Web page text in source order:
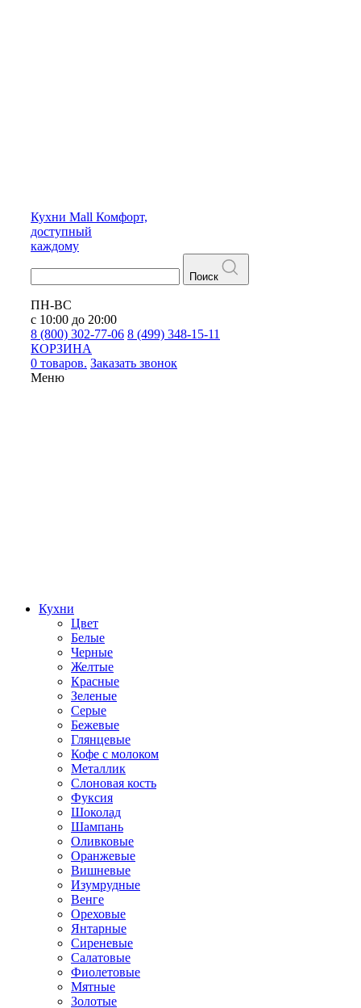
Кухни Mall Комфорт,
доступный
каждому
Поиск
ПН-ВС
с 10:00 до 20:00
8 (800) 302-77-06 8 (499) 348-15-11
КОРЗИНА
0 товаров. Заказать звонок
Меню
Кухни
Цвет
Белые
Черные
Желтые
Красные
Зеленые
Серые
Бежевые
Глянцевые
Кофе с молоком
Металлик
Слоновая кость
Фуксия
Шоколад
Шампань
Оливковые
Оранжевые
Вишневые
Изумрудные
Венге
Ореховые
Янтарные
Сиреневые
Салатовые
Фиолетовые
Мятные
Золотые